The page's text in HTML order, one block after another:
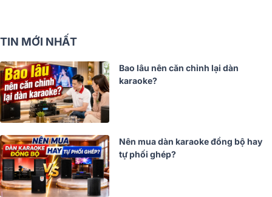
TIN MỚI NHẤT
Bao lâu nên căn chỉnh lại dàn
karaoke?
Nên mua dàn karaoke đồng bộ hay
tự phối ghép?